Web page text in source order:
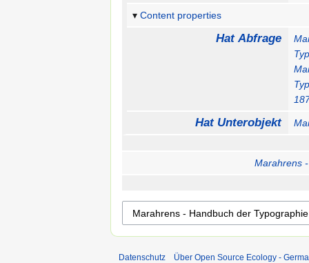
Content properties
Hat Abfrage
Hat Unterobjekt
Marahrens
Datenschutz Über Open Source Ecology -